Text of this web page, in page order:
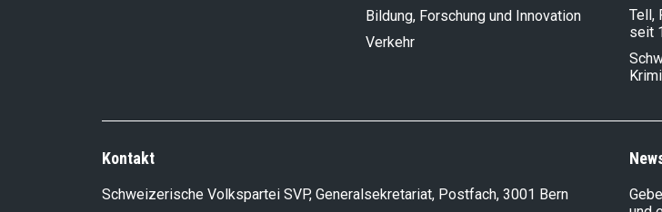
Bildung, Forschung und Innovation
Verkehr
Tell,
seit
Kontakt
Schweizerische Volkspartei SVP, Generalsekretariat, Postfach, 3001 Bern